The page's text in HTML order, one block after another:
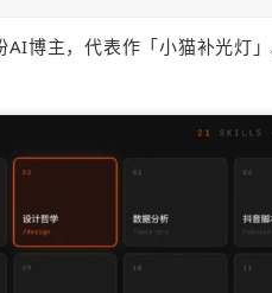
AI博主，代表作「小猫补光灯